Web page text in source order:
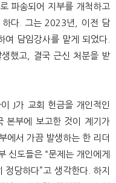
파송되어 지부를 개척하고
하다. 그는 2023년, 이전 담
담임강사를 맡게 되었다.
했고, 결국 근신 처분을 받
J가 교회 헌금을 개인적인
본부에 보고한 것이 계기가
에서 가끔 발생하는 한 리더
신도들은 “문제는 개인에게
당하다”고 생각한다. 하지